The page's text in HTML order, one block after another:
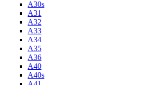
A30s
A31
A32
A33
A34
A35
A36
A40
A40s